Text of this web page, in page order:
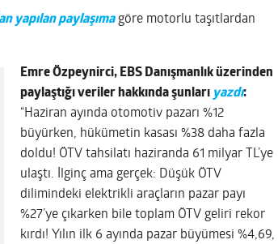
yapılan paylaşımagöre motorlu taşıtlardan
Emre Özpeynirci, EBS Danışmanlık üzerinden
paylaştığı veriler hakkında şunları yazdı:
“Haziran ayında otomotiv pazarı %12
büyürken, hükümetin kasası %38 daha fazla
doldu! ÖTV tahsilatı haziranda 61 milyar TL’ye
ulaştı. İlginç ama gerçek: Düşük ÖTV
dilimindeki elektrikli araçların pazar payı
%27’ye çıkarken bile toplam ÖTV geliri rekor
kırdı! Yılın ilk 6 ayında pazar büyümesi %4,69,